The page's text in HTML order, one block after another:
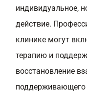
индивидуальное,
действие.
клинике могут
терапию и
восстановление
поддерживающего